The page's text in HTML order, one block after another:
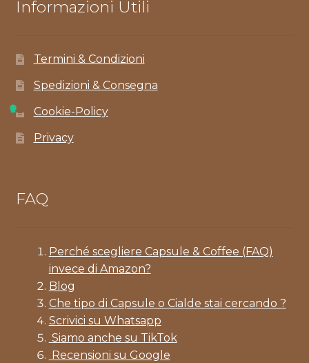
Informazioni Utili
Termini & Condizioni
Spedizioni & Consegna
Cookie-Policy
Privacy
FAQ
Perché scegliere Capsule & Coffee (FAQ)
invece di Amazon?
Blog
Che tipo di Capsule o Cialde stai cercando ?
Scrivici su Whatsapp
Siamo anche su TikTok
Recensioni su Google